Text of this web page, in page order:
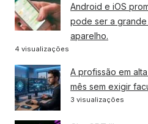
Android e iOS
pode ser a
aparelho.
4 visualizações
A profissão em
mês sem exigir
3 visualizações